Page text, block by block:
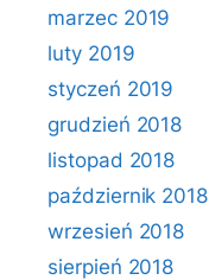
marzec 2019
luty 2019
styczeń 2019
grudzień 2018
listopad 2018
październik 2018
wrzesień 2018
sierpień 2018